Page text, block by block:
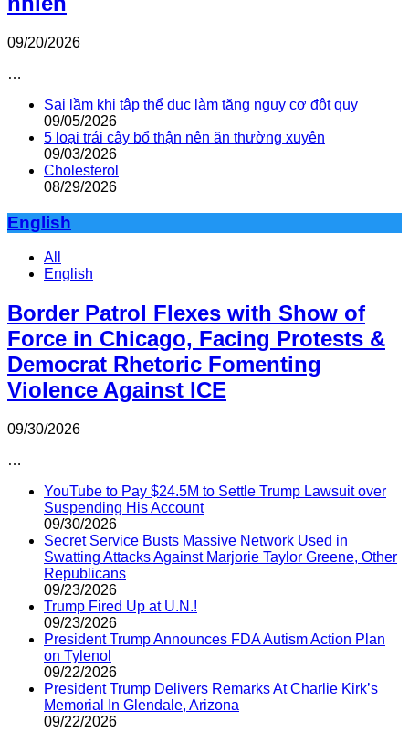
09/20/2026
…
Sai lầm khi tập thể dục làm tăng nguy cơ đột quỵ
09/05/2026
5 loại trái cây bổ thận nên ăn thường xuyên
09/03/2026
Cholesterol
08/29/2026
English
All
English
Border Patrol Flexes with Show of
Force in Chicago, Facing Protests &
Democrat Rhetoric Fomenting
Violence Against ICE
09/30/2026
…
YouTube to Pay $24.5M to Settle Trump Lawsuit over
Suspending His Account
09/30/2026
Secret Service Busts Massive Network Used in
Swatting Attacks Against Marjorie Taylor Greene, Other
Republicans
09/23/2026
Trump Fired Up at U.N.!
09/23/2026
President Trump Announces FDA Autism Action Plan
on Tylenol
09/22/2026
President Trump Delivers Remarks At Charlie Kirk’s
Memorial In Glendale, Arizona
09/22/2026